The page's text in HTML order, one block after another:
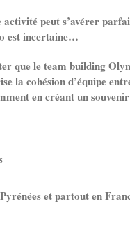
activité peut s’avérer
est incertaine…
que le team building
la cohésion d’équipe
en créant un
et partout en